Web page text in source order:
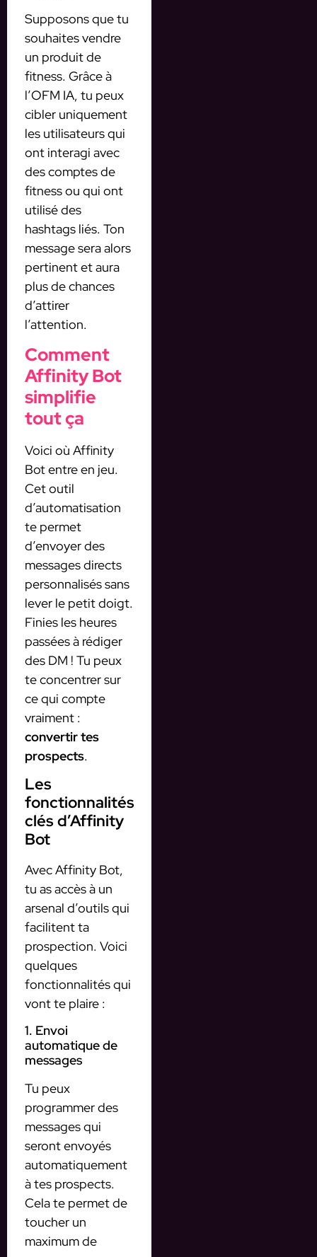
Supposons que tu
souhaites vendre
un produit de
fitness. Grâce à
l’OFM IA, tu peux
cibler uniquement
les utilisateurs qui
ont interagi avec
des comptes de
fitness ou qui ont
utilisé des
hashtags liés. Ton
message sera alors
pertinent et aura
plus de chances
d’attirer
l’attention.
Comment
Affinity Bot
simplifie
tout ça
Voici où Affinity
Bot entre en jeu.
Cet outil
d’automatisation
te permet
d’envoyer des
messages directs
personnalisés sans
lever le petit doigt.
Finies les heures
passées à rédiger
des DM ! Tu peux
te concentrer sur
ce qui compte
vraiment :
convertir tes
prospects.
Les
fonctionnalités
clés d’Affinity
Bot
Avec Affinity Bot,
tu as accès à un
arsenal d’outils qui
facilitent ta
prospection. Voici
quelques
fonctionnalités qui
vont te plaire :
1. Envoi
automatique de
messages
Tu peux
programmer des
messages qui
seront envoyés
automatiquement
à tes prospects.
Cela te permet de
toucher un
maximum de